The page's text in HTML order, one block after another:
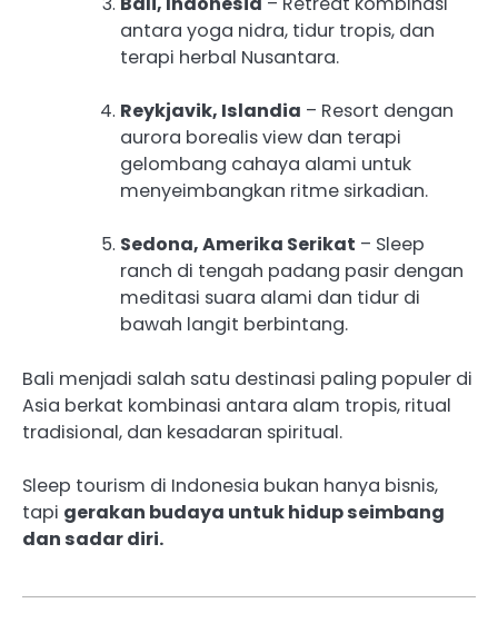
antara yoga nidra, tidur tropis, dan
terapi herbal Nusantara.
Reykjavik, Islandia – Resort dengan
aurora borealis view dan terapi
gelombang cahaya alami untuk
menyeimbangkan ritme sirkadian.
Sedona, Amerika Serikat – Sleep
ranch di tengah padang pasir dengan
meditasi suara alami dan tidur di
bawah langit berbintang.
Bali menjadi salah satu destinasi paling populer di
Asia berkat kombinasi antara alam tropis, ritual
tradisional, dan kesadaran spiritual.
Sleep tourism di Indonesia bukan hanya bisnis,
tapi gerakan budaya untuk hidup seimbang
dan sadar diri.